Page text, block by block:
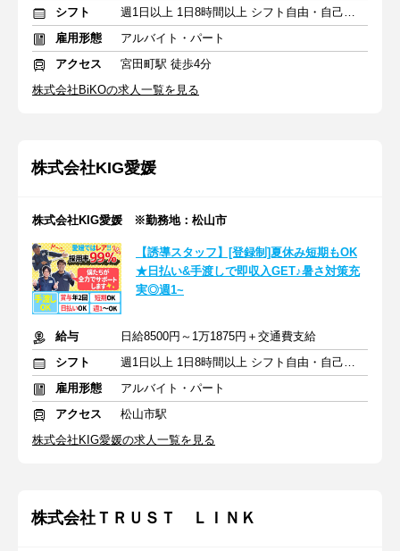
シフト
週1日以上 1日8時間以上 シフト自由・自己申告
雇用形態
アルバイト・パート
アクセス
宮田町駅 徒歩4分
株式会社BiKOの求人一覧を見る
株式会社KIG愛媛
株式会社KIG愛媛 ※勤務地：松山市
【誘導スタッフ】[登録制]夏休み短期もOK
★日払い&手渡しで即収入GET♪暑さ対策充
実◎週1~
給与
日給8500円～1万1875円＋交通費支給
シフト
週1日以上 1日8時間以上 シフト自由・自己申告
雇用形態
アルバイト・パート
アクセス
松山市駅
株式会社KIG愛媛の求人一覧を見る
株式会社ＴＲＵＳＴ ＬＩＮＫ